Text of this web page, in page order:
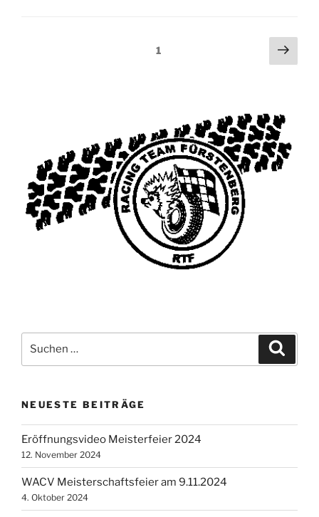
Seitennummerierung
Seite1
nach:
NEUESTE BEITRÄGE
Eröffnungsvideo Meisterfeier 2024
12. November 2024
WACV Meisterschaftsfeier am 9.11.2024
4. Oktober 2024